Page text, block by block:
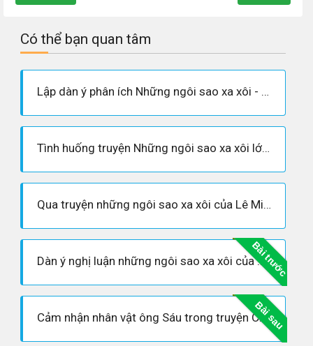
Có thể bạn quan tâm
Lập dàn ý phân ích Những ngôi sao xa xôi - Ngữ văn 9
Tình huống truyện Những ngôi sao xa xôi lớp 9
Qua truyện những ngôi sao xa xôi của Lê Minh Khuê em có suy nghĩ gì về thế hệ trẻ Việt Nam?
Bài trước
Dàn ý nghị luận những ngôi sao xa xôi của Nguyễn Minh Khuê chi tiết
Bài sau
Cảm nhận nhân vật ông Sáu trong truyện Chiếc lược ngà- văn mẫu hay